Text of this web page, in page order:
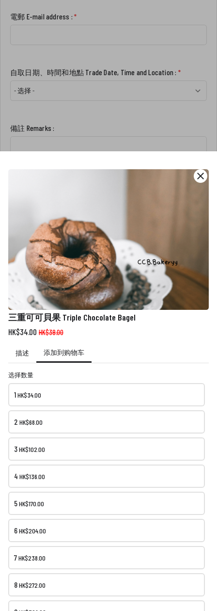
電郵 E-mail address : *
自取日期、時間和地點 Trade Date, Time and Location : *
備註 Remarks :
Your order as followings :
- 您的购物车是空的 -
總數 Order Quantity:
訂單總額 Order Amount :
付款方式 Payment menthod :
上載付款截圖 Upload Payment Image :
1) PayMe
2) 恆生或匯豐銀行轉帳 / Alipay：004-7-140694
請上載付款截圖以供核對訂單。
付款後請按提交訂單，你將會收到電郵確認訂單。
(⚠️電郵有機會去了垃圾郵件)
我們會在whatsapp提醒自取日期、地點和時間。
Add file
提交訂單 PLACE ORDER
三重可可貝果 Triple Chocolate Bagel
HK$34.00HK$38.00
描述 添加到购物车
选择数量
1HK$34.00
2 HK$68.00
3HK$102.00
4 HK$136.00
5HK$170.00
6HK$204.00
7HK$238.00
8HK$272.00
close